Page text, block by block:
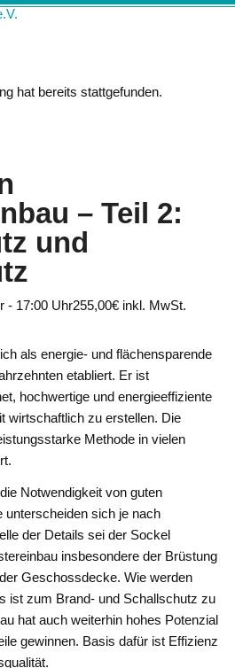
Holzbau-
"Holz als klimafreundlicher
hat bereits stattgefunden.
– Teil 2:
und
- 17:00 Uhr255,00€ inkl. MwSt.
als energie- und flächensparende
etabliert. Er ist
hochwertige und energieeffiziente
wirtschaftlich zu erstellen. Die
Methode in vielen
Notwendigkeit von guten
unterscheiden sich je nach
der Details sei der Sockel
insbesondere der Brüstung
Geschossdecke. Wie werden
ist zum Brand- und Schallschutz zu
hat auch weiterhin hohes Potenzial
gewinnen. Basis dafür ist Effizienz